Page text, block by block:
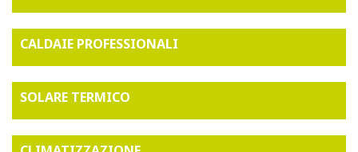
CALDAIE PROFESSIONALI
SOLARE TERMICO